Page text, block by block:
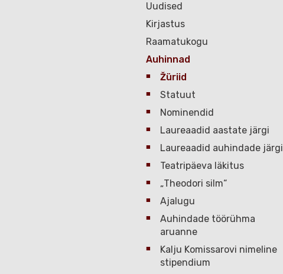
Uudised
Kirjastus
Raamatukogu
Auhinnad
Žüriid
Statuut
Nominendid
Laureaadid aastate järgi
Laureaadid auhindade järgi
Teatripäeva läkitus
„Theodori silm“
Ajalugu
Auhindade töörühma
aruanne
Kalju Komissarovi nimeline
stipendium